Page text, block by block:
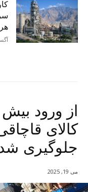
آگست
کالای
جلوگیری
می 19, 2025